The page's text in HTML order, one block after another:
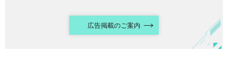
広告掲載のご案内